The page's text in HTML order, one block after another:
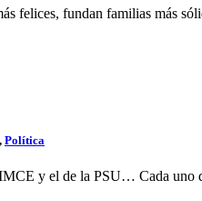
felices, fundan familias más
, Política
y el de la PSU… Cada uno